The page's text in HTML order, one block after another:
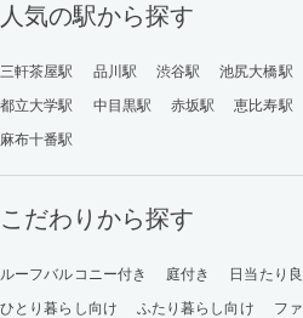
人気の駅から探す
三軒茶屋駅 品川駅 渋谷駅 池尻大橋駅
都立大学駅
中目黒駅 赤坂駅 恵比寿駅
麻布十番駅
こだわりから探す
ルーフバルコニー付き 庭付き 日当たり
ひとり暮らし向け
ふたり暮らし向け フ